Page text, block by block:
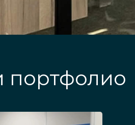
портфолио